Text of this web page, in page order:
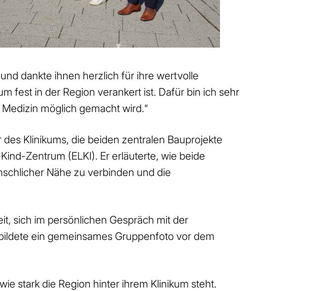
dankte ihnen herzlich für ihre wertvolle
fest in der Region verankert ist. Dafür bin ich sehr
möglich gemacht wird.“
Klinikums, die beiden zentralen Bauprojekte
Zentrum (ELKI). Er erläuterte, wie beide
Nähe zu verbinden und die
sich im persönlichen Gespräch mit der
ein gemeinsames Gruppenfoto vor dem
stark die Region hinter ihrem Klinikum steht.